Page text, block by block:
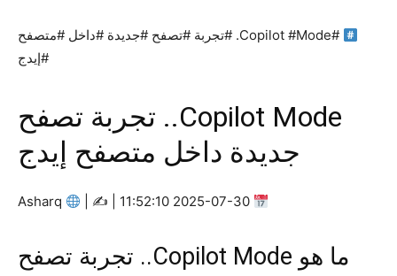
#Copilot #Mode. #تجربة #تصفح #جديدة #داخل #متصفح
#إيدج
Copilot Mode.. تجربة تصفح
جديدة داخل متصفح إيدج
ما هو Copilot Mode.. تجربة تصفح